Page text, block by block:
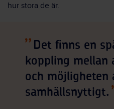
hur stora de är.
Det finns en
koppling mellan
och möjligheten
samhällsnyttigt.